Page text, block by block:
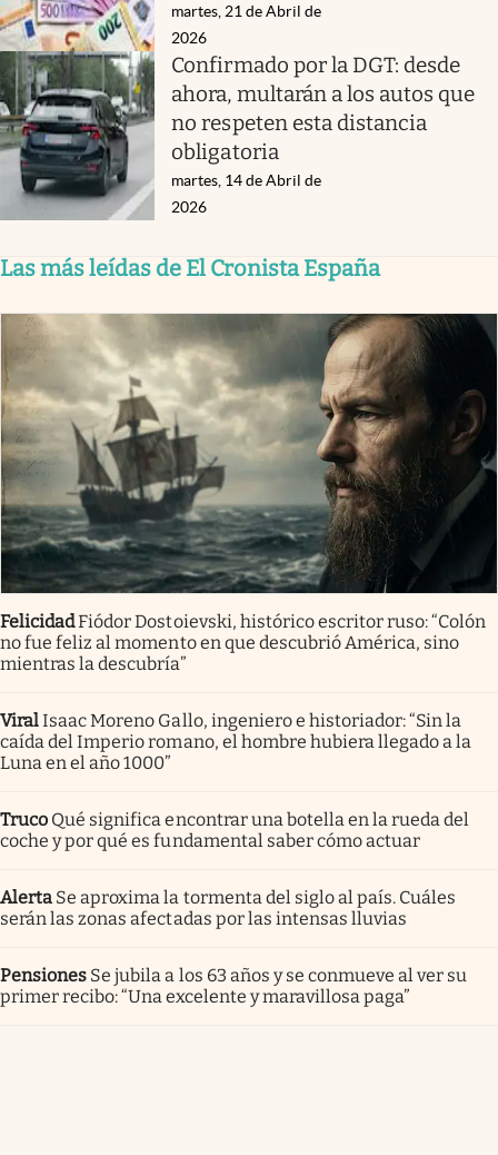
martes, 21 de Abril de
2026
Confirmado por la DGT: desde
ahora, multarán a los autos que
no respeten esta distancia
obligatoria
martes, 14 de Abril de
2026
Las más leídas de El Cronista España
FelicidadFiódor Dostoievski, histórico escritor ruso: “Colón
no fue feliz al momento en que descubrió América, sino
mientras la descubría”
ViralIsaac Moreno Gallo, ingeniero e historiador: “Sin la
caída del Imperio romano, el hombre hubiera llegado a la
Luna en el año 1000”
Truco Qué significa encontrar una botella en la rueda del
coche y por qué es fundamental saber cómo actuar
Alerta Se aproxima la tormenta del siglo al país. Cuáles
serán las zonas afectadas por las intensas lluvias
Pensiones Se jubila a los 63 años y se conmueve al ver su
primer recibo: “Una excelente y maravillosa paga”